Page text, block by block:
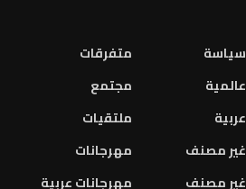
سياسة
عالمية
عربية
غير مصنف
غير مصنف
متفرقات
مجتمع
ملتقيات
مهرجانات
مهرجانات عربية